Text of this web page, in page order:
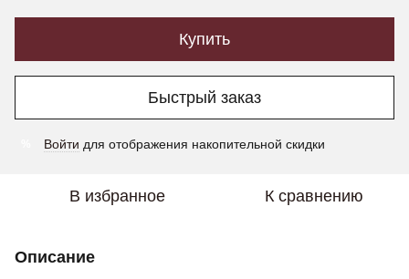
Купить
Быстрый заказ
Войти для отображения накопительной скидки
В избранное К сравнению
Описание